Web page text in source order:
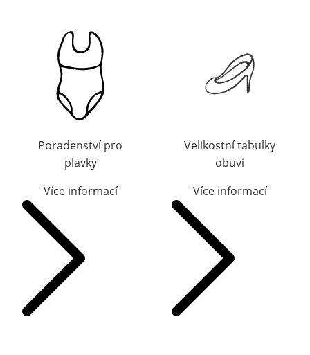
Poradenství pro
plavky
Více informací
Velikostní tabulky
obuvi
Více informací